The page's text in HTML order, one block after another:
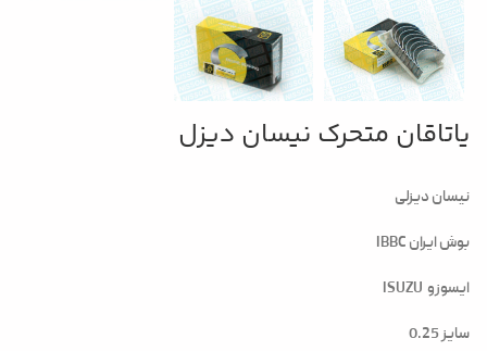
یاتاقان متحرک نیسان دیزل
نیسان دیزلی
بوش ایران IBBC
ایسوزو ISUZU
سایز 0.25